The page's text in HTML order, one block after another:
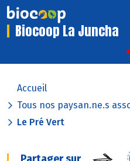
Biocoop La Juncha
Accueil
Tous nos paysan.ne.s
Le Pré Vert